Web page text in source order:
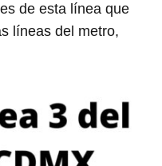
de esta línea que
líneas del metro,